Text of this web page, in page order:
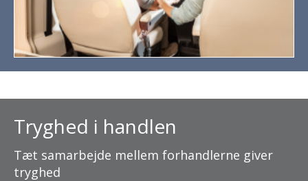
Tryghed i handlen
Tæt samarbejde mellem forhandlerne giver
tryghed